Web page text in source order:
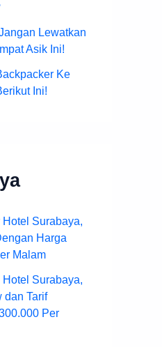
Lewatkan
Asik Ini!
Ke
Ini!
Surabaya,
Harga
Malam
Surabaya,
dan Tarif
Per